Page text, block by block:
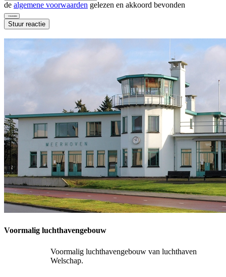
de algemene voorwaarden gelezen en akkoord bevonden
Voormalig luchthavengebouw
Voormalig luchthavengebouw van luchthaven
Welschap.